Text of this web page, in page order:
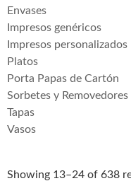
Envases
Impresos genéricos
Impresos personalizados
Platos
Porta Papas de Cartón
Sorbetes y Removedores
Tapas
Vasos
Showing 13–24 of 638